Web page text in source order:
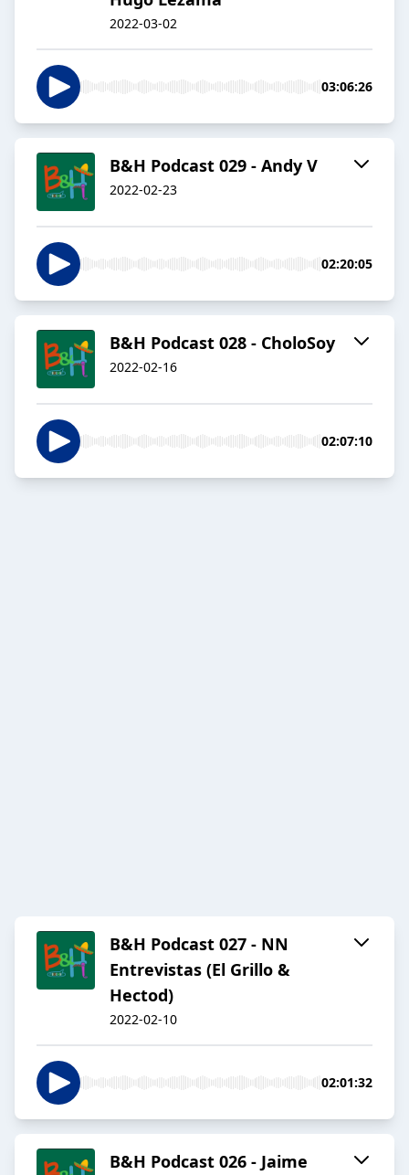
2022-03-02
03:06:26
B&H Podcast 029 - Andy V
2022-02-23
02:20:05
B&H Podcast 028 - CholoSoy
2022-02-16
02:07:10
B&H Podcast 027 - NN
Entrevistas (El Grillo &
Hectod)
2022-02-10
02:01:32
B&H Podcast 026 - Jaime